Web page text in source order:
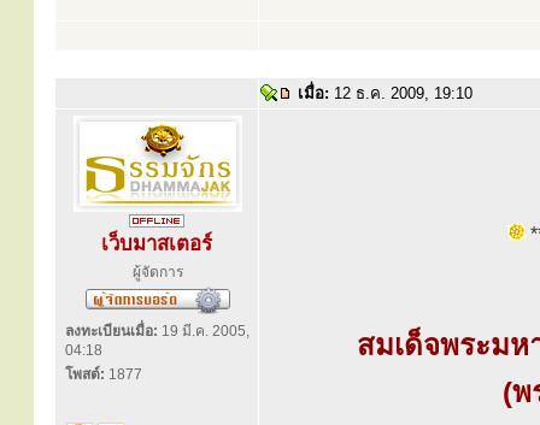
เมื่อ: 12 ธ.ค. 2009, 19:10
เว็บมาสเตอร์
ผู้จัดการ
ลงทะเบียนเมื่อ: 19 มี.ค. 2005,
04:18
โพสต์: 1877
สมเด็จพระมห
(พ